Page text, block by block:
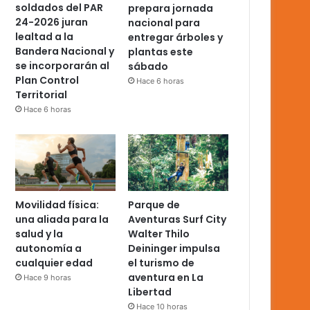
soldados del PAR
24-2026 juran
lealtad a la
Bandera Nacional y
se incorporarán al
Plan Control
Territorial
Hace 6 horas
prepara jornada
nacional para
entregar árboles y
plantas este
sábado
Hace 6 horas
Movilidad física:
una aliada para la
salud y la
autonomía a
cualquier edad
Hace 9 horas
Parque de
Aventuras Surf City
Walter Thilo
Deininger impulsa
el turismo de
aventura en La
Libertad
Hace 10 horas